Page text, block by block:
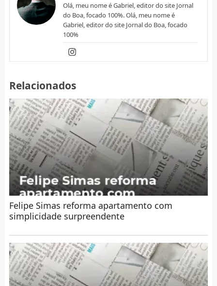
Olá, meu nome é Gabriel, editor do site Jornal
do Boa, focado 100%. Olá, meu nome é
Gabriel, editor do site Jornal do Boa, focado
100%
Relacionados
Felipe Simas reforma apartamento com
simplicidade surpreendente